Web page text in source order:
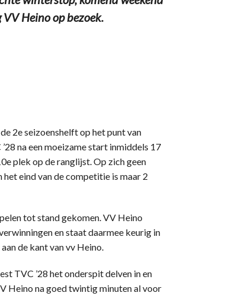
Heino op bezoek.
2e seizoenshelft op het punt van
na een moeizame start inmiddels 17
plek op de ranglijst. Op zich geen
eind van de competitie is maar 2
tot stand gekomen. VV Heino
en staat daarmee keurig in
de kant van vv Heino.
TVC ’28 het onderspit delven in en
Heino na goed twintig minuten al voor